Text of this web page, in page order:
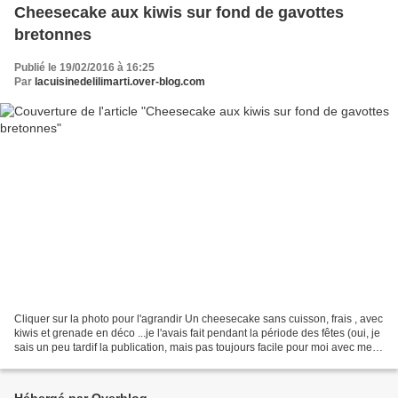
Cheesecake aux kiwis sur fond de gavottes
bretonnes
Publié le 19/02/2016 à 16:25
Par lacuisinedelilimarti.over-blog.com
Cliquer sur la photo pour l'agrandir Un cheesecake sans cuisson, frais , avec
kiwis et grenade en déco ...je l'avais fait pendant la période des fêtes (oui, je
sais un peu tardif la publication, mais pas toujours facile pour moi avec mes